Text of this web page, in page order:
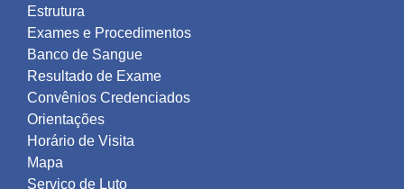
Estrutura
Exames e Procedimentos
Banco de Sangue
Resultado de Exame
Convênios Credenciados
Orientações
Horário de Visita
Mapa
Serviço de Luto